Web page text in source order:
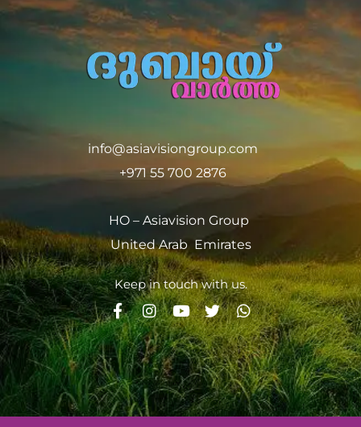
info@asiavisiongroup.com
+971 55 700 2876
HO – Asiavision Group
United Arab Emirates
Keep in touch with us.